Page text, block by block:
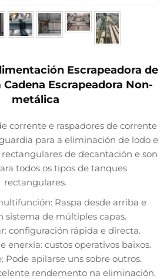
Escrapeadora de
Cadena Escrapeadora Non-
metálica
corrente e raspadores de corrente
para a eliminación de lodo e
de decantación e son
todos os tipos de tanques
rectangulares.
Raspa desde arriba e
sistema de múltiples capas.
configuración rápida e directa.
enerxía: custos operativos baixos.
Pode apilarse uns sobre outros.
rendemento na eliminación.